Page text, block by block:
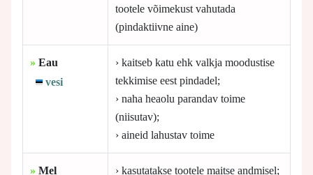
tootele võimekust vahutada
(pindaktiivne aine)
» Eau
vesi
› kaitseb katu ehk valkja moodustise
tekkimise eest pindadel;
› naha heaolu parandav toime
(niisutav);
› aineid lahustav toime
» Mel
› kasutatakse tootele maitse andmisel;